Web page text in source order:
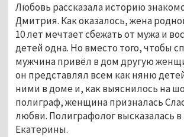
Любовь рассказала историю
Дмитрия. Как оказалось, жена
10 лет мечтает сбежать от мужа и
детей одна. Но вместо того, чтобы
мужчина привёл в дом другую
он представлял всем как няню
ними в доме и, как выяснилось на
полиграф, женщина призналась
любви. Полиграфолог высказалась
Екатерины.